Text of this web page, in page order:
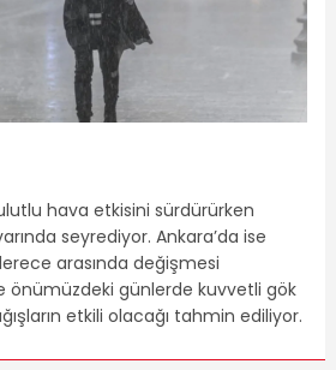
hava etkisini sürdürürken
seyrediyor. Ankara’da ise
arasında değişmesi
önümüzdeki günlerde kuvvetli gök
etkili olacağı tahmin ediliyor.